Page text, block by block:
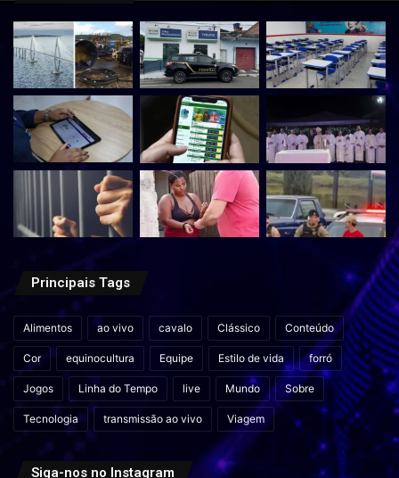
Principais Tags
Alimentos ao vivo cavalo Clássico Conteúdo
Cor equinocultura Equipe Estilo de vida forró
Jogos Linha do Tempo live Mundo Sobre
Tecnologia transmissão ao vivo Viagem
Siga-nos no Instagram